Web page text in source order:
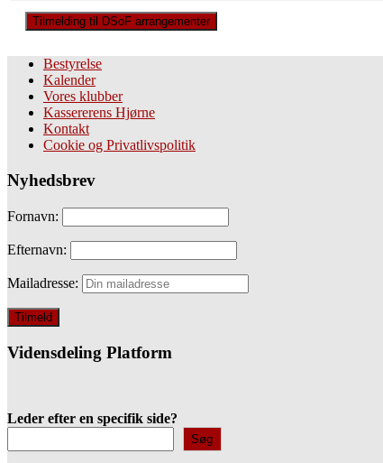
Tilmelding til DSoF arrangementer
Bestyrelse
Kalender
Vores klubber
Kassererens Hjørne
Kontakt
Cookie og Privatlivspolitik
Nyhedsbrev
Fornavn:
Efternavn:
Mailadresse:
Vidensdeling Platform
Leder efter en specifik side?
Søg